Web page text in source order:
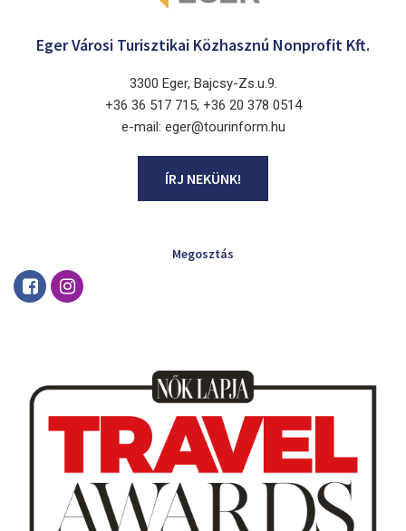
Eger Városi Turisztikai Közhasznú Nonprofit Kft.
3300 Eger, Bajcsy-Zs.u.9.
+36 36 517 715, +36 20 378 0514
e-mail: eger@tourinform.hu
ÍRJ NEKÜNK!
Megosztás